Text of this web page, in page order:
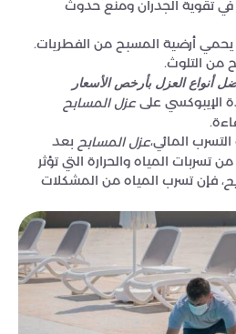
في تقوية الجدران ومنع حدوث
أنواع العزل بأرخص الأسعار
الإيبوكسي علىعزل المسابح
المائي،عزل المسابح بعد
من تسربات المياه والحرارة التي تؤثر
، فإن تسرب المياه من المشكلات